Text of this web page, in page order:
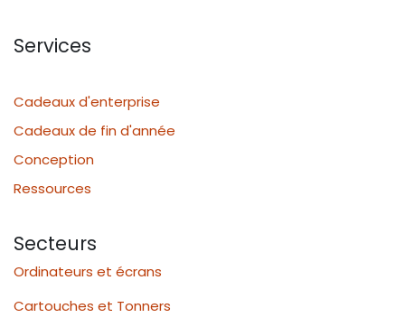
Services
Cadeaux d'enterprise
Cadeaux de fin d'année
Conception
Ressources
Secteurs
Ordinateurs et écrans
Cartouches et Tonners